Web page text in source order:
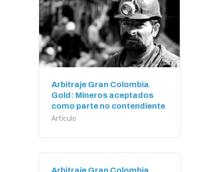
Arbitraje Gran Colombia
Gold: Mineros aceptados
como parte no contendiente
Artículo